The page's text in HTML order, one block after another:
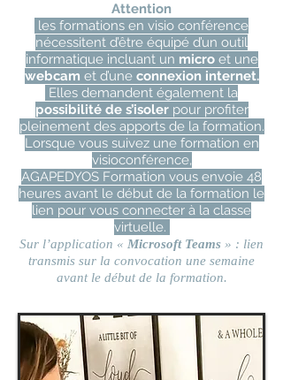
Attention
les formations en visio conférence
nécessitent d’être équipé d’un outil
informatique incluant un micro et une
webcam et d’une connexion internet.
Elles demandent également la
possibilité de s’isolerpour profiter
pleinement des apports de la formation.
Lorsque vous suivez une formation en
visioconférence,
AGAPEDYOS Formation vous envoie 48
heures avant le début de la formation le
lien pour vous connecter à la classe
virtuelle.
Sur l’application « Microsoft Teams » : lien
transmis sur la convocation une semaine
avant le début de la formation.